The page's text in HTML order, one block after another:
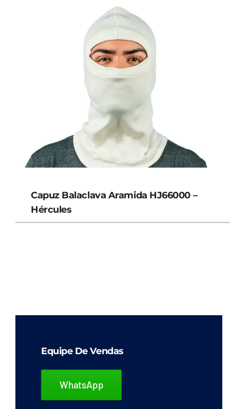
Capuz Balaclava Aramida HJ66000 –
Hércules
Equipe De Vendas
WhatsApp